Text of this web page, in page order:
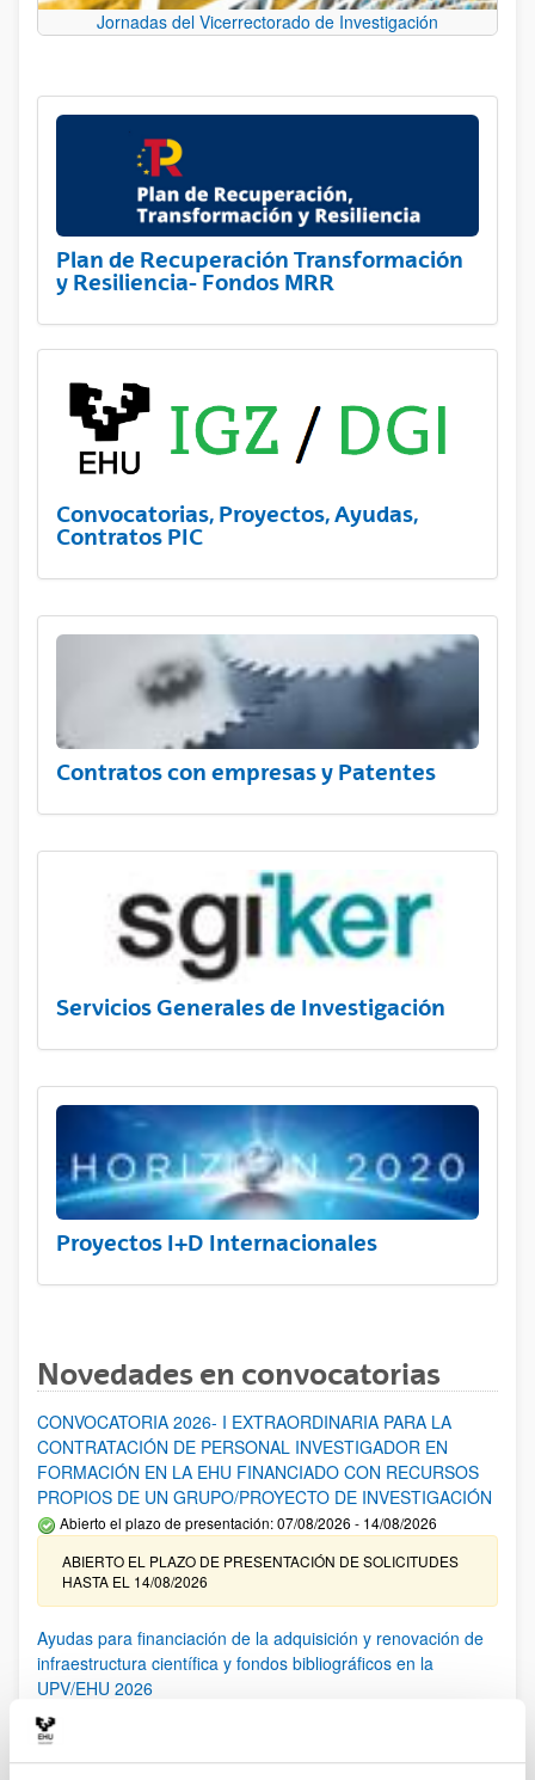
Jornadas del Vicerrectorado de Investigación
Plan de Recuperación Transformación
y Resiliencia- Fondos MRR
Convocatorias, Proyectos, Ayudas,
Contratos PIC
Contratos con empresas y Patentes
Servicios Generales de Investigación
Proyectos I+D Internacionales
Novedades en convocatorias
CONVOCATORIA 2026- I EXTRAORDINARIA PARA LA
CONTRATACIÓN DE PERSONAL INVESTIGADOR EN
FORMACIÓN EN LA EHU FINANCIADO CON RECURSOS
PROPIOS DE UN GRUPO/PROYECTO DE INVESTIGACIÓN
Abierto el plazo de presentación: 07/08/2026 - 14/08/2026
ABIERTO EL PLAZO DE PRESENTACIÓN DE SOLICITUDES
HASTA EL 14/08/2026
Ayudas para financiación de la adquisición y renovación de
infraestructura científica y fondos bibliográficos en la
UPV/EHU 2026